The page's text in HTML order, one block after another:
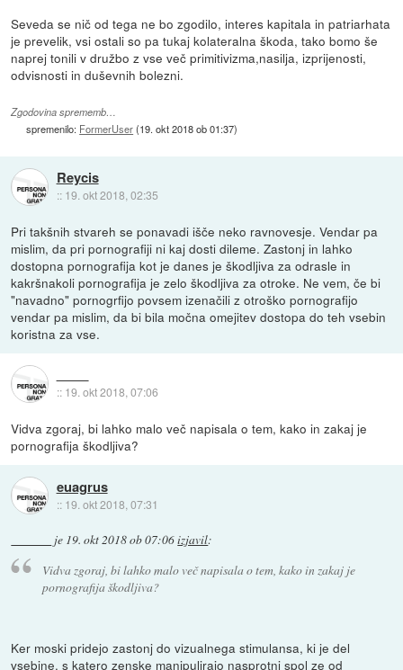
Seveda se nič od tega ne bo zgodilo, interes kapitala in patriarhata
je prevelik, vsi ostali so pa tukaj kolateralna škoda, tako bomo še
naprej tonili v družbo z vse več primitivizma,nasilja, izprijenosti,
odvisnosti in duševnih bolezni.
Zgodovina sprememb…
spremenilo: FormerUser(19. okt 2018 ob 01:37)
Reycis
:: 19. okt 2018, 02:35
Pri takšnih stvareh se ponavadi išče neko ravnovesje. Vendar pa
mislim, da pri pornografiji ni kaj dosti dileme. Zastonj in lahko
dostopna pornografija kot je danes je škodljiva za odrasle in
kakršnakoli pornografija je zelo škodljiva za otroke. Ne vem, če bi
"navadno" pornogrfijo povsem izenačili z otroško pornografijo
vendar pa mislim, da bi bila močna omejitev dostopa do teh vsebin
koristna za vse.
:: 19. okt 2018, 07:06
Vidva zgoraj, bi lahko malo več napisala o tem, kako in zakaj je
pornografija škodljiva?
euagrus
:: 19. okt 2018, 07:31
je 19. okt 2018 ob 07:06izjavil:
Vidva zgoraj, bi lahko malo več napisala o tem, kako in zakaj je
pornografija škodljiva?
Ker moski pridejo zastonj do vizualnega stimulansa, ki je del
vsebine, s katero zenske manipulirajo nasprotni spol ze od